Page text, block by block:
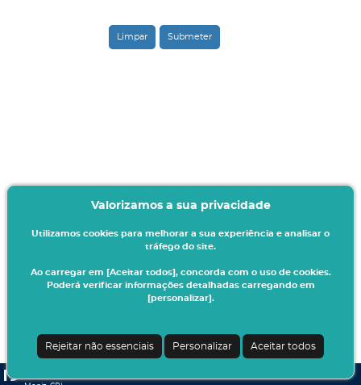
Valorizamos a sua privacidade
Utilizamos cookies para melhorar a sua experiência e analisar o
tráfego do site.
Ao carregar em [Aceitar todos], concorda com o uso de cookies.
Poderá verificar informações detalhadas carregando em
[personalizar].
Rejeitar não essenciais Personalizar Aceitar todos